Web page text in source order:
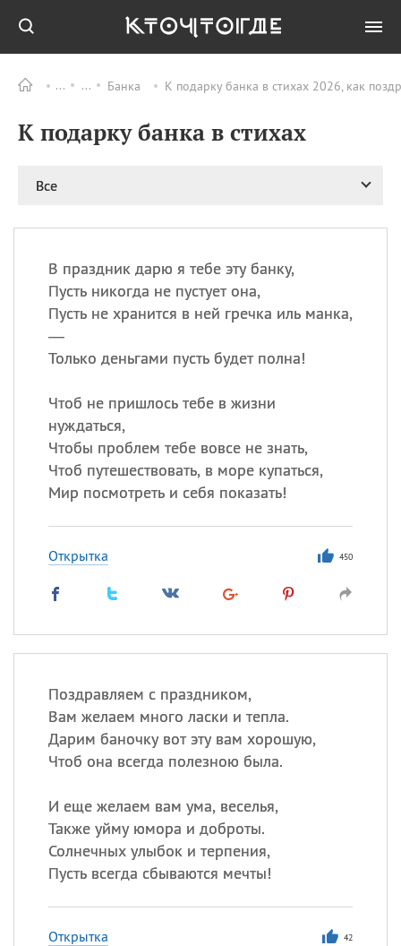
Банка К подарку банка в стихах 2026, как
К подарку банка в стихах
Все
В праздник дарю я тебе эту банку,
Пусть никогда не пустует она,
Пусть не хранится в ней гречка иль манка,
—
Только деньгами пусть будет полна!
Чтоб не пришлось тебе в жизни
нуждаться,
Чтобы проблем тебе вовсе не знать,
Чтоб путешествовать, в море купаться,
Мир посмотреть и себя показать!
Открытка 450
Поздравляем с праздником,
Вам желаем много ласки и тепла.
Дарим баночку вот эту вам хорошую,
Чтоб она всегда полезною была.
И еще желаем вам ума, веселья,
Также уйму юмора и доброты.
Солнечных улыбок и терпения,
Пусть всегда сбываются мечты!
Открытка 42
ПРАЗДНИКИ Все
11.08 Рождество святителя
праздник
жертвоприношения
12.08 День
Военно‑воздушных сил
ИМЕНА
Акакий,Василий
,
Посмотреть значениеи
происхождение